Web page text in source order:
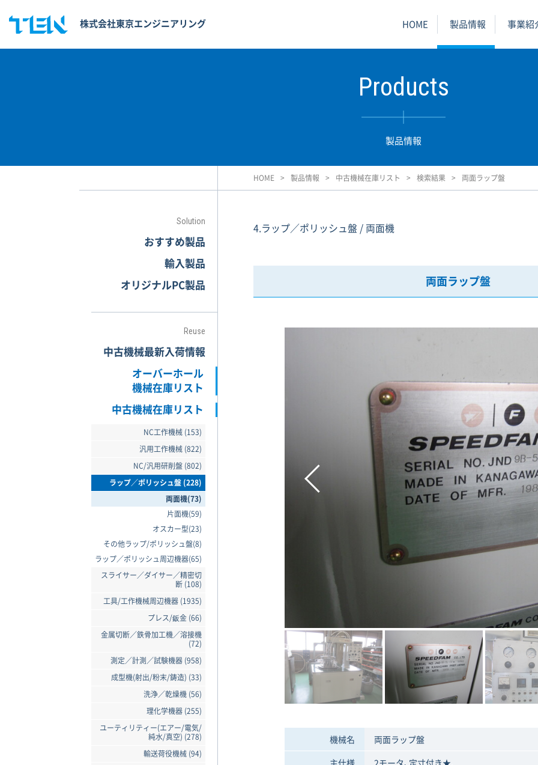
株式会社東京エンジニアリング HOME 製品情報 事業紹
Products
製品情報
HOME 製品情報 中古機械在庫リスト 検索結果 両面ラップ盤
4.ラップ／ポリッシュ盤 / 両面機
両面ラップ盤
機械名
両面ラップ盤
主仕様
2モータ、定寸付き★.
Solution
おすすめ製品
輸入製品
オリジナルPC製品
Reuse
中古機械最新入荷情報
オーバーホール
機械在庫リスト
中古機械在庫リスト
NC工作機械 (153)
汎用工作機械 (822)
NC/汎用研削盤 (802)
ラップ／ポリッシュ盤 (228)
両面機(73)
片面機(59)
オスカー型(23)
その他ラップ/ポリッシュ盤(8)
ラップ／ポリッシュ周辺機器(65)
スライサー／ダイサー／精密切
断 (108)
工具/工作機械周辺機器 (1935)
プレス/鈑金 (66)
金属切断／鉄骨加工機／溶接機
(72)
測定／計測／試験機器 (958)
成型機(射出/粉末/鋳造) (33)
洗浄／乾燥機 (56)
理化学機器 (255)
ユーティリティー(エアー/電気/
純水/真空) (278)
輸送荷役機械 (94)